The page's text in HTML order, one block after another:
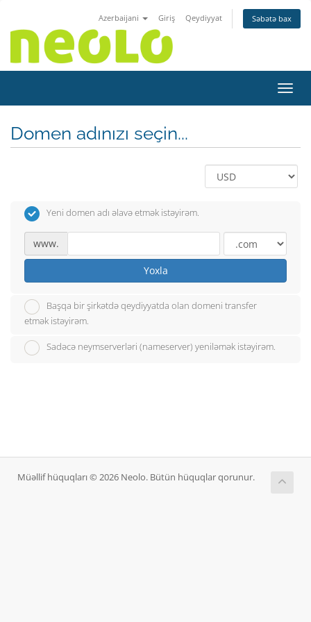
Azerbaijani Giriş Qeydiyyat Səbətə bax
Domen adınızı seçin...
Yeni domen adı əlavə etmək istəyirəm.
www.
Yoxla
Başqa bir şirkətdə qeydiyyatda olan domeni transfer
etmək istəyirəm.
Sadəcə neymserverləri (nameserver) yeniləmək istəyirəm.
Müəllif hüquqları © 2026 Neolo. Bütün hüquqlar qorunur.